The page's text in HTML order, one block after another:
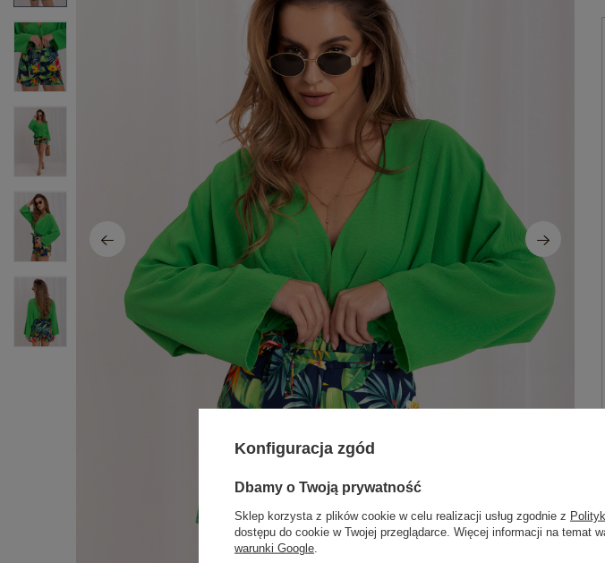
Konfiguracja zgód
Dbamy o Twoją prywatność
Sklep korzysta z plików cookie w celu realizacji usług zgodnie z
dostępu do cookie w Twojej przeglądarce. Więcej informacji na temat
warunki Google